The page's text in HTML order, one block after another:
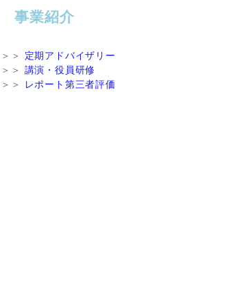
事業紹介
＞＞ 定期アドバイザリー
＞＞ 講演・役員研修
＞＞ レポート第三者評価